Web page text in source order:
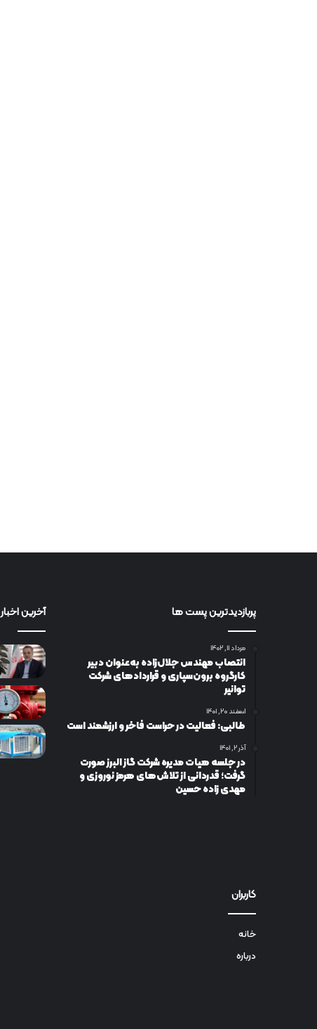
پربازدیدترین پست ها
مرداد ۱۱, ۱۴۰۲
انتصاب مهندس جلال‌زاده به‌عنوان دبیر
كارگروه برون‌سپاری و قراردادهای شركت
توانیر
اسفند ۲۰, ۱۴۰۱
طالبی: فعالیت در حراست فاخر و ارزشمند است
آذر ۲, ۱۴۰۱
در جلسه هیات مدیره شرکت گاز البرز صورت
گرفت؛ قدردانی از تلاش‌های هرمز نوروزی و
مهدی زاده حسین
آخرین اخبار
کاربران
خانه
درباره